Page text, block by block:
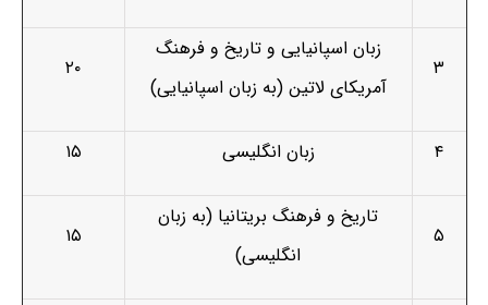
۳
زبان اسپانیایی و تاریخ و فرهنگ
آمریکای لاتین (به زبان اسپانیایی)
۲۰
۴ زبان انگلیسی ۱۵
۵
تاریخ و فرهنگ بریتانیا (به زبان
انگلیسی)
۱۵